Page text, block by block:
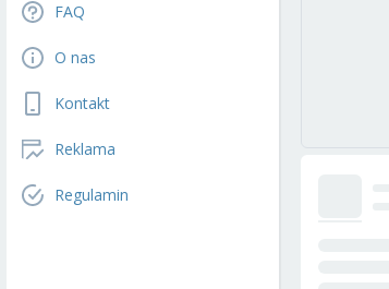
FAQ
O nas
Kontakt
Reklama
Regulamin